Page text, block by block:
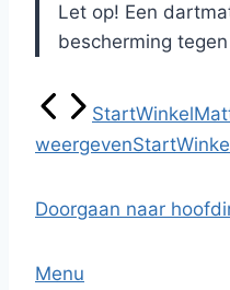
Let op! Een
bescherming
StartWinkel
weergevenStart
Doorgaan naar
Menu